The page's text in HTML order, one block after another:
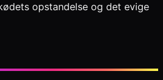
opstandelse og det evige